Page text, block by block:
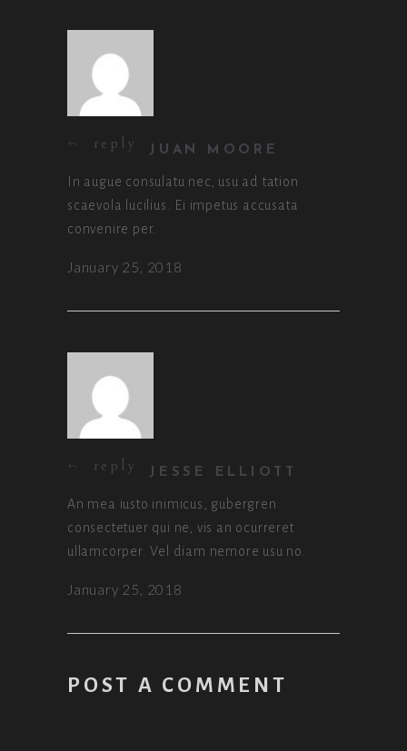
reply JUAN MOORE
In augue consulatu nec, usu ad tation
scaevola lucilius. Ei impetus accusata
convenire per.
January 25, 2018
reply JESSE ELLIOTT
An mea iusto inimicus, gubergren
consectetuer qui ne, vis an ocurreret
ullamcorper. Vel diam nemore usu no.
January 25, 2018
POST A COMMENT